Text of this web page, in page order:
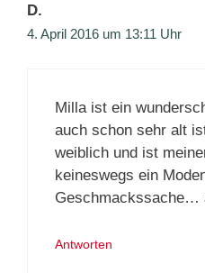
D.
4. April 2016 um 13:11 Uhr
Milla ist ein
auch schon sehr alt
weiblich und ist
keineswegs ein
Geschmackssache…
Antworten